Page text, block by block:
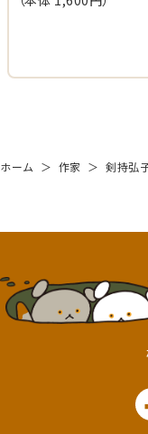
ホーム ＞ 作家 ＞ 剣持弘